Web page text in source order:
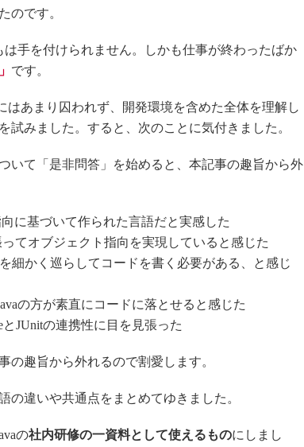
のです。
手を付けられません。しかも仕事が終わったばか
です。
あまり囚われず、開発環境を含めた全体を理解し
試みました。すると、次のことに気付きました。
いて「是非問答」を始めると、本記事の趣旨から外
に基づいて作られた言語だと実感した
てオブジェクト指向を実現していると感じた
細かく巡らしてコードを書く必要がある、と感じ
の方が素直にコードに落とせると感じた
JUnitの連携性に目を見張った
趣旨から外れるので割愛します。
違いや共通点をまとめてゆきました。
の社内研修の一資料として使えるものにしまし